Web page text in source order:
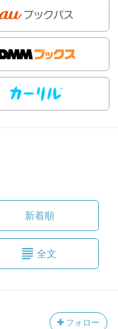
新着順
全文
フォロー